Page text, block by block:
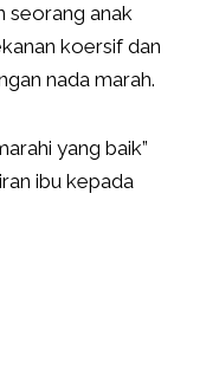
seorang anak
koersif dan
nada marah.
yang baik”
ibu kepada